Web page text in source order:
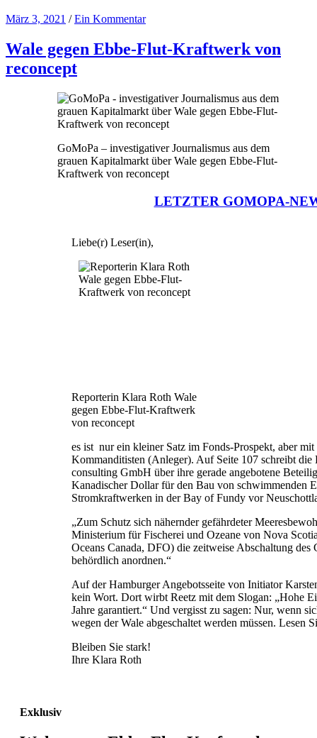
März 3, 2021 / Ein Kommentar
Wale gegen Ebbe-Flut-Kraftwerk von
reconcept
GoMoPa – investigativer Journalismus aus dem
grauen Kapitalmarkt über Wale gegen Ebbe-Flut-
Kraftwerk von reconcept
LETZTER GOMOPA-
Liebe(r) Leser(in),
Reporterin Klara Roth Wale
gegen Ebbe-Flut-Kraftwerk
von reconcept
es ist nur ein kleiner Satz im Fonds-Prospekt, aber
Kommanditisten (Anleger). Auf Seite 107 schreibt
consulting GmbH über ihre gerade angebotene
Kanadischer Dollar für den Bau von schwimmenden
Stromkraftwerken in der Bay of Fundy vor
„Zum Schutz sich nähernder gefährdeter
Ministerium für Fischerei und Ozeane von Nova
Oceans Canada, DFO) die zeitweise Abschaltung
behördlich anordnen.“
Auf der Hamburger Angebotsseite von Initiator
kein Wort. Dort wirbt Reetz mit dem Slogan: „Hohe
Jahre garantiert.“ Und vergisst zu sagen: Nur, wenn
wegen der Wale abgeschaltet werden müssen. Lesen
Bleiben Sie stark!
Ihre Klara Roth
Exklusiv